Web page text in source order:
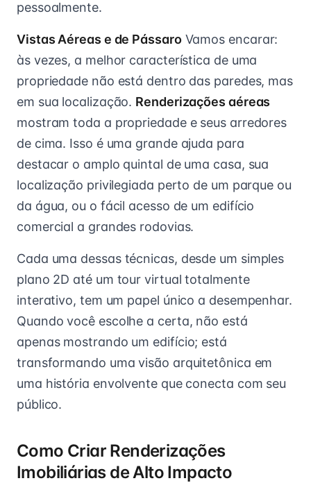
pessoalmente.
Vistas Aéreas e de PássaroVamos encarar:
às vezes, a melhor característica de uma
propriedade não está dentro das paredes, mas
em sua localização. Renderizações aéreas
mostram toda a propriedade e seus arredores
de cima. Isso é uma grande ajuda para
destacar o amplo quintal de uma casa, sua
localização privilegiada perto de um parque ou
da água, ou o fácil acesso de um edifício
comercial a grandes rodovias.
Cada uma dessas técnicas, desde um simples
plano 2D até um tour virtual totalmente
interativo, tem um papel único a desempenhar.
Quando você escolhe a certa, não está
apenas mostrando um edifício; está
transformando uma visão arquitetônica em
uma história envolvente que conecta com seu
público.
Como Criar Renderizações
Imobiliárias de Alto Impacto